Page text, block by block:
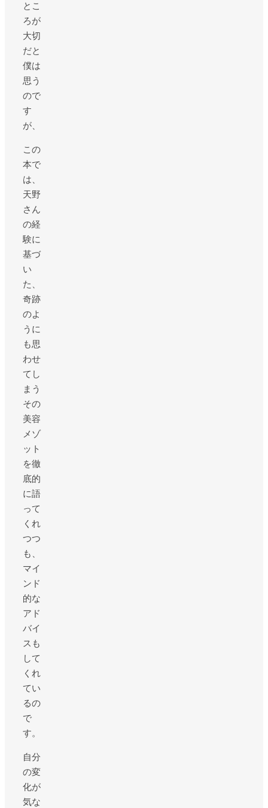
とこ
ろが
大切
だと
僕は
思う
ので
す
が、
この
本で
は、
天野
さん
の経
験に
基づ
い
た、
奇跡
のよ
うに
も思
わせ
てし
まう
その
美容
メゾ
ット
を徹
底的
に語
って
くれ
つつ
も、
マイ
ンド
的な
アド
バイ
スも
して
くれ
てい
るの
で
す。
自分
の変
化が
気な